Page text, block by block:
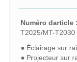
Numéro darticle :
T2025/MT-T2030
● Éclairage sur
● Projecteur sur